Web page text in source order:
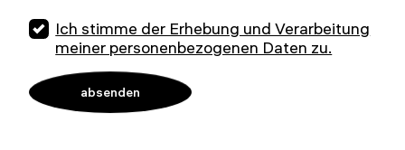
Ich stimme der Erhebung und Verarbeitung
meiner personenbezogenen Daten zu.